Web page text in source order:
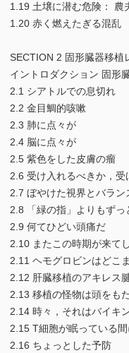
1.19 土壌に潜む危険： 農
1.20 赤く燃えたぎる混乱
SECTION 2 固形臓器移植
イントロダクション 固形
2.1 シアトルでの息切れ
2.2 金目鯛的咳嗽
2.3 肺に点々が
2.4 脳に点々が
2.5 紫色をした皮膚の瘤
2.6 受け入れるべきか，受
2.7 ぼやけた視界とバラン
2.8 「緑の指」よりもずっ
2.9 何てひどい頭痛だ
2.10 またこの時期が来て
2.11 ヘモグロビンはどこ
2.12 肝臓移植のアキレス
2.13 移植の怪物は頭をも
2.14 時々，それはバイキ
2.15 T細胞が眠っている間
2.16 ちょっとした予防